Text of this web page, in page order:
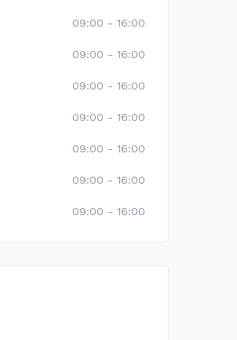
09:00 - 16:00
09:00 - 16:00
09:00 - 16:00
09:00 - 16:00
09:00 - 16:00
09:00 - 16:00
09:00 - 16:00